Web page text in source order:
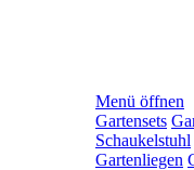
Menü öffnen
Gartensets
Schaukelstuhl
Gartenliegen